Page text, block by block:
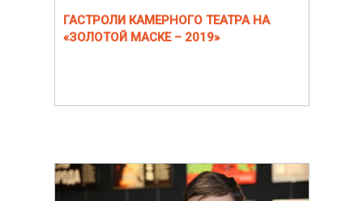
ГАСТРОЛИ КАМЕРНОГО ТЕАТРА НА
«ЗОЛОТОЙ МАСКЕ – 2019»